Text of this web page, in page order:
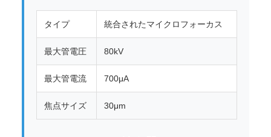
タイプ 統合されたマイクロフォーカス
最大管電圧 80kV
最大管電流 700μA
焦点サイズ 30μm